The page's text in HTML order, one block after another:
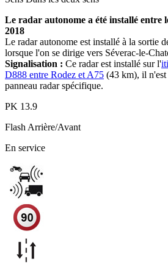
Le radar autonome a été installé entre
2018
Le radar autonome est installé à la sortie
lorsque l'on se dirige vers Séverac-le-
Signalisation : Ce radar est installé sur l'
D888 entre Rodez et A75 (43 km), il n'est
panneau radar spécifique.
PK 13.9
Flash Arrière/Avant
En service